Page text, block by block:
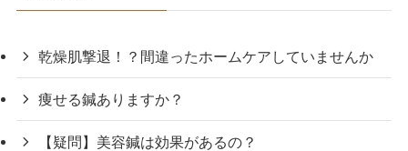
乾燥肌撃退！？間違ったホームケアしていませんか
痩せる鍼ありますか？
【疑問】美容鍼は効果があるの？